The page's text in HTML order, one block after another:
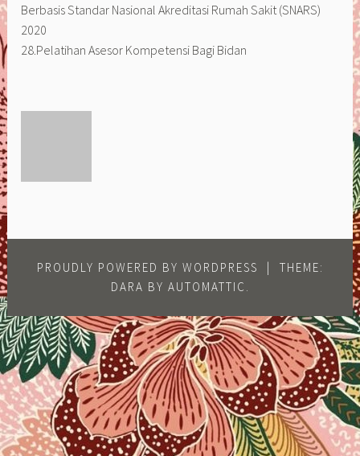
Berbasis Standar Nasional Akreditasi Rumah Sakit (SNARS)
2020
28.Pelatihan Asesor Kompetensi Bagi Bidan
PROUDLY POWERED BY WORDPRESS
THEME:
DARA BY AUTOMATTIC .